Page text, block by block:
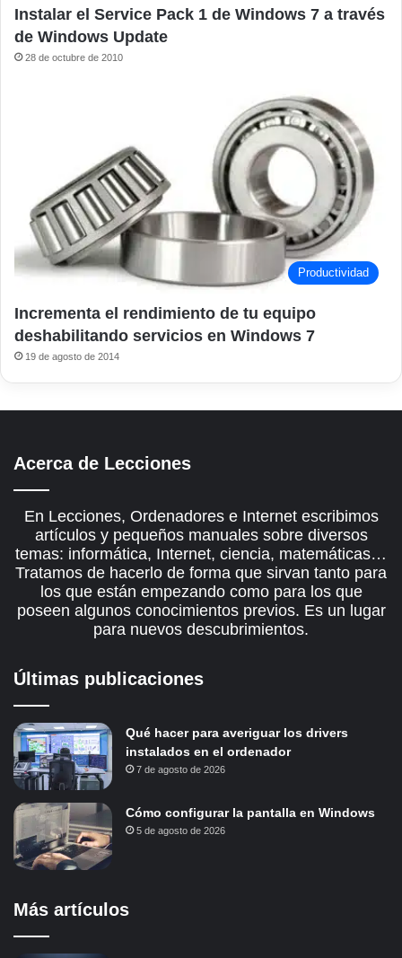
Instalar el Service Pack 1 de Windows 7 a través
de Windows Update
28 de octubre de 2010
Productividad
Incrementa el rendimiento de tu equipo
deshabilitando servicios en Windows 7
19 de agosto de 2014
Acerca de Lecciones
En Lecciones, Ordenadores e Internet escribimos
artículos y pequeños manuales sobre diversos
temas: informática, Internet, ciencia, matemáticas…
Tratamos de hacerlo de forma que sirvan tanto para
los que están empezando como para los que
poseen algunos conocimientos previos. Es un lugar
para nuevos descubrimientos.
Últimas publicaciones
Qué hacer para averiguar los drivers
instalados en el ordenador
7 de agosto de 2026
Cómo configurar la pantalla en Windows
5 de agosto de 2026
Más artículos